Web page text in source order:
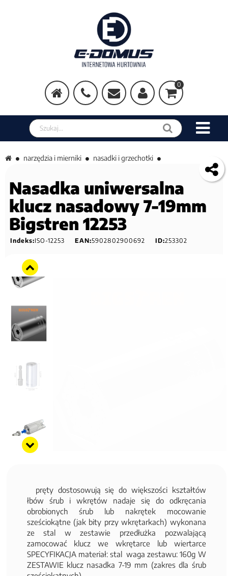
0
Szukaj w sklepie
narzędzia i mierniki nasadki i grzechotki
Nasadka uniwersalna
klucz nasadowy 7-19mm
Bigstren 12253
Indeks:ISO-12253 EAN:5902802900692 ID:253302
pręty dostosowują się do większości kształtów
łbów śrub i wkrętów nadaje się do odkręcania
obrobionych śrub lub nakrętek mocowanie
sześciokątne (jak bity przy wkrętarkach) wykonana
ze stal w zestawie przedłużka pozwalającą
zamocować klucz we wkrętarce lub wiertarce
SPECYFIKACJA materiał: stal waga zestawu: 160g W
ZESTAWIE klucz nasadka 7-19 mm (zakres dla śrub